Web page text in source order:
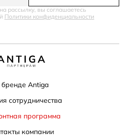
рассылку, вы соглашаетесь
Политики конфиденциальности
Antiga
сотрудничества
программа
компании